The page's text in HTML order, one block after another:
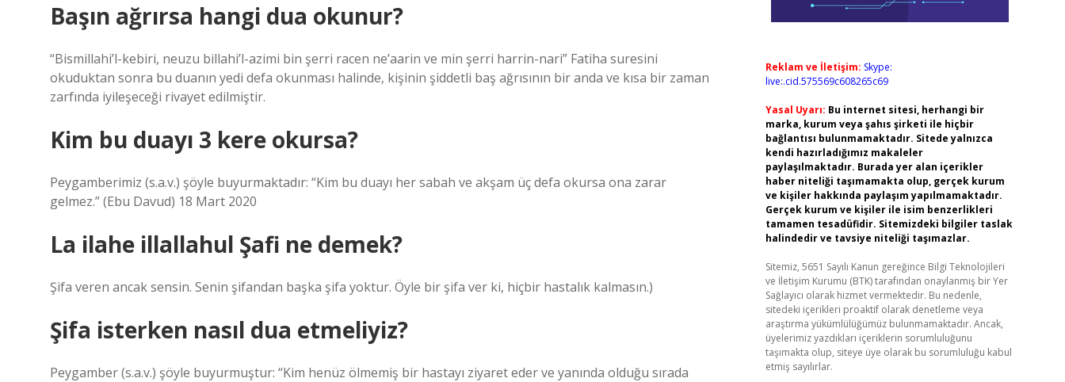
Başın ağrırsa hangi dua okunur?
“Bismillahi’l-kebiri, neuzu billahi’l-azimi bin şerri racen ne’aarin ve min şerri harrin-nari” Fatiha suresini
okuduktan sonra bu duanın yedi defa okunması halinde, kişinin şiddetli baş ağrısının bir anda ve kısa bir zaman
zarfında iyileşeceği rivayet edilmiştir.
Kim bu duayı 3 kere okursa?
Peygamberimiz (s.a.v.) şöyle buyurmaktadır: “Kim bu duayı her sabah ve akşam üç defa okursa ona zarar
gelmez.” (Ebu Davud) 18 Mart 2020
La ilahe illallahul Şafi ne demek?
Şifa veren ancak sensin. Senin şifandan başka şifa yoktur. Öyle bir şifa ver ki, hiçbir hastalık kalmasın.)
Şifa isterken nasıl dua etmeliyiz?
Peygamber (s.a.v.) şöyle buyurmuştur: “Kim henüz ölmemiş bir hastayı ziyaret eder ve yanında olduğu sırada
Reklam ve İletişim: Skype:
live:.cid.575569c608265c69
Yasal Uyarı: Bu internet sitesi, herhangi bir
marka, kurum veya şahıs şirketi ile hiçbir
bağlantısı bulunmamaktadır. Sitede yalnızca
kendi hazırladığımız makaleler
paylaşılmaktadır. Burada yer alan içerikler
haber niteliği taşımamakta olup, gerçek kurum
ve kişiler hakkında paylaşım yapılmamaktadır.
Gerçek kurum ve kişiler ile isim benzerlikleri
tamamen tesadüfidir. Sitemizdeki bilgiler taslak
halindedir ve tavsiye niteliği taşımazlar.
Sitemiz, 5651 Sayılı Kanun gereğince Bilgi Teknolojileri
ve İletişim Kurumu (BTK) tarafından onaylanmış bir Yer
Sağlayıcı olarak hizmet vermektedir. Bu nedenle,
sitedeki içerikleri proaktif olarak denetleme veya
araştırma yükümlülüğümüz bulunmamaktadır. Ancak,
üyelerimiz yazdıkları içeriklerin sorumluluğunu
taşımakta olup, siteye üye olarak bu sorumluluğu kabul
etmiş sayılırlar.